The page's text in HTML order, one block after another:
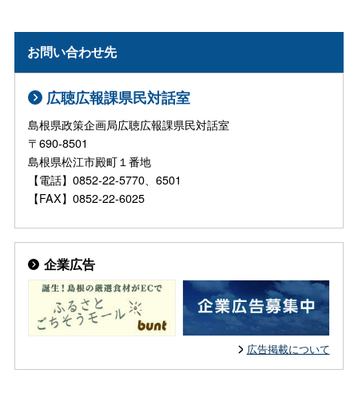
お問い合わせ先
広聴広報課県民対話室
島根県政策企画局広聴広報課県民対話室
〒690-8501
島根県松江市殿町１番地
【電話】0852-22-5770、6501
【FAX】0852-22-6025
企業広告
広告掲載について